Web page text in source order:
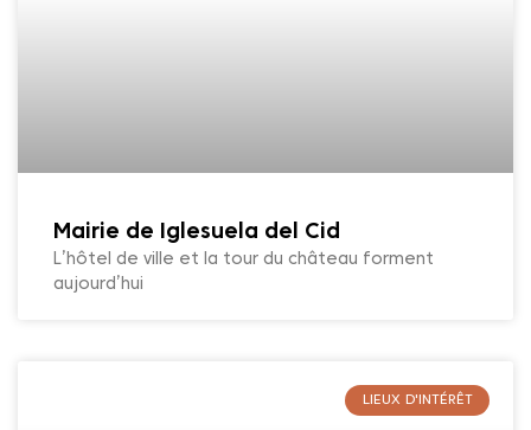
Mairie de Iglesuela del Cid
L’hôtel de ville et la tour du château forment
aujourd’hui
LIEUX D'INTÉRÊT